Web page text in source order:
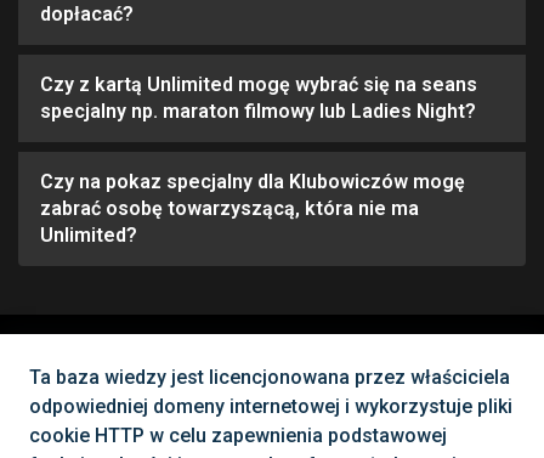
dopłacać?
Czy z kartą Unlimited mogę wybrać się na seans
specjalny np. maraton filmowy lub Ladies Night?
Czy na pokaz specjalny dla Klubowiczów mogę
zabrać osobę towarzyszącą, która nie ma
Unlimited?
Nie możesz znaleźć tego, czego
potrzebujesz?
Ta baza wiedzy jest licencjonowana przez właściciela
odpowiedniej domeny internetowej i wykorzystuje pliki
cookie HTTP w celu zapewnienia podstawowej